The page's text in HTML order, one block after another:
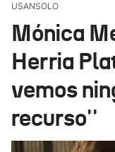
USANSOLO
Mónica
Herria
vemos
recurso''